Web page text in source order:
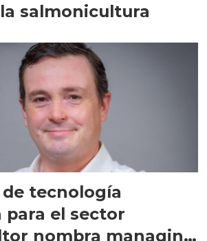
salmonicultura
tecnología
el sector
nombra managing